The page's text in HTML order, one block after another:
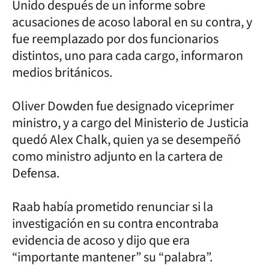
Unido después de un informe sobre
acusaciones de acoso laboral en su contra, y
fue reemplazado por dos funcionarios
distintos, uno para cada cargo, informaron
medios británicos.
Oliver Dowden fue designado viceprimer
ministro, y a cargo del Ministerio de Justicia
quedó Alex Chalk, quien ya se desempeñó
como ministro adjunto en la cartera de
Defensa.
Raab había prometido renunciar si la
investigación en su contra encontraba
evidencia de acoso y dijo que era
“importante mantener” su “palabra”.